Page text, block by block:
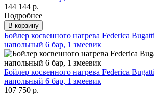
144 144 р.
Подробнее
В корзину
Бойлер косвенного нагрева Federica
напольный 6 бар, 1 змеевик
Бойлер косвенного нагрева Federica
напольный 6 бар, 1 змеевик
107 750 р.